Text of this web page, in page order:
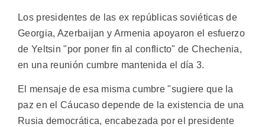
Los presidentes de las ex repúblicas soviéticas de
Georgia, Azerbaijan y Armenia apoyaron el esfuerzo
de Yeltsin "por poner fin al conflicto" de Chechenia,
en una reunión cumbre mantenida el día 3.
El mensaje de esa misma cumbre "sugiere que la
paz en el Cáucaso depende de la existencia de una
Rusia democrática, encabezada por el presidente